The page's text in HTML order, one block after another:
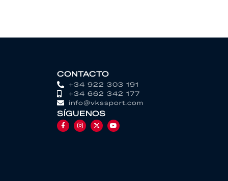
CONTACTO
+34 922 303 191
+34 662 342 177
info@vkssport.com
SÍGUENOS